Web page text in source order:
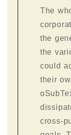
The
the
the
could
their
cross-